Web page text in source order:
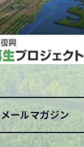
メールマガジン